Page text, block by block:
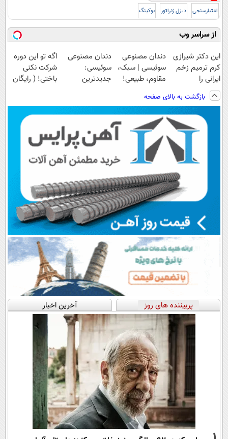
اعتبارسنجی دیزل ژنراتور بوکینگ
از سراسر وب
این دکتر شیرازی
کرم ترمیم زخم
ایرانی را
ساخت!!!
دندان مصنوعی
سوئیسی | سبک،
مقاوم، طبیعی!
رایگان+پرداخت
اقساطی😍
دندان مصنوعی
سوئیسی:
جدیدترین
پرداخت قسطی
اگه تو این دوره
شرکت نکنی
باختی! ( رایگان
بازگشت به بالای صفحه
پربیننده های روز آخرین اخبار